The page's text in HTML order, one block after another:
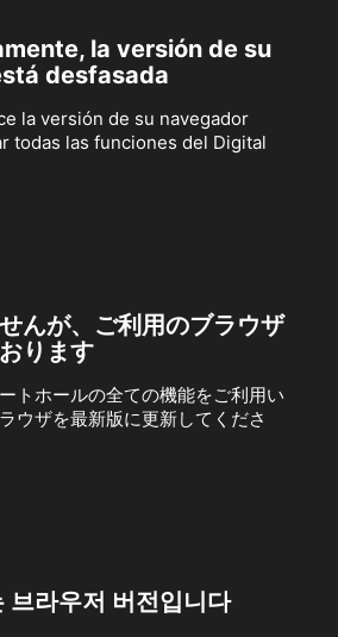
la versión de su
desfasada
la versión de su navegador
todas las funciones del Digital
んが、ご利用のブラウザ
ります
トホールの全ての機能をご利用い
ウザを最新版に更新してくださ
브라우저 버전입니다